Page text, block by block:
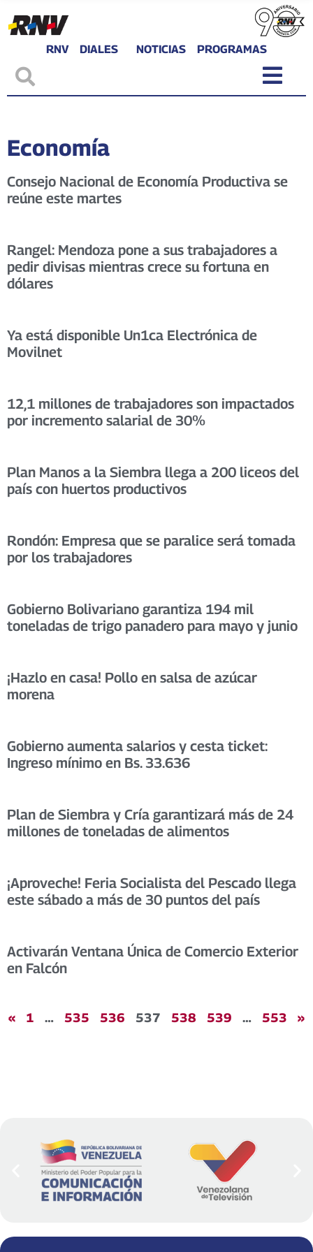
RNV DIALES NOTICIAS PROGRAMAS
Economía
Consejo Nacional de Economía Productiva se
reúne este martes
Rangel: Mendoza pone a sus trabajadores a
pedir divisas mientras crece su fortuna en
dólares
Ya está disponible Un1ca Electrónica de
Movilnet
12,1 millones de trabajadores son impactados
por incremento salarial de 30%
Plan Manos a la Siembra llega a 200 liceos del
país con huertos productivos
Rondón: Empresa que se paralice será tomada
por los trabajadores
Gobierno Bolivariano garantiza 194 mil
toneladas de trigo panadero para mayo y junio
¡Hazlo en casa! Pollo en salsa de azúcar
morena
Gobierno aumenta salarios y cesta ticket:
Ingreso mínimo en Bs. 33.636
Plan de Siembra y Cría garantizará más de 24
millones de toneladas de alimentos
¡Aproveche! Feria Socialista del Pescado llega
este sábado a más de 30 puntos del país
Activarán Ventana Única de Comercio Exterior
en Falcón
« 1 … 535 536 537 538 539 … 553 »